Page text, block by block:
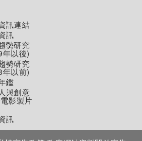
訊連結
訊
勢研究
以後)
勢研究
以前)
鑑
與創意
影製片
訊